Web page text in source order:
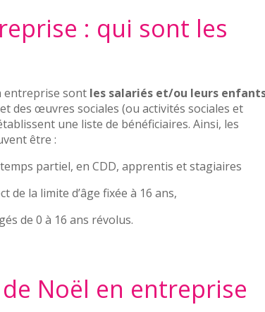
: qui sont les
entreprise sont les salariés et/ou leurs
des œuvres sociales (ou activités sociales et
une liste de bénéficiaires. Ainsi, les
être :
partiel, en CDD, apprentis et stagiaires
de la limite d’âge fixée à 16 ans,
de 0 à 16 ans révolus.
Noël en entreprise